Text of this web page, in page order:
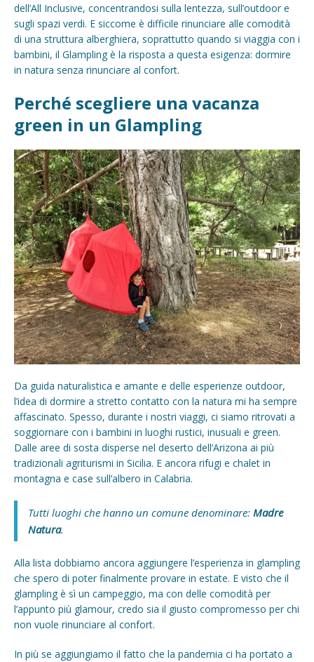
dell’All Inclusive, concentrandosi sulla lentezza, sull’outdoor e
sugli spazi verdi. E siccome è difficile rinunciare alle comodità
di una struttura alberghiera, soprattutto quando si viaggia con i
bambini, il Glampling è la risposta a questa esigenza: dormire
in natura senza rinunciare al confort.
Perché scegliere una vacanza
green in un Glampling
Da guida naturalistica e amante e delle esperienze outdoor,
l’idea di dormire a stretto contatto con la natura mi ha sempre
affascinato. Spesso, durante i nostri viaggi, ci siamo ritrovati a
soggiornare con i bambini in luoghi rustici, inusuali e green.
Dalle aree di sosta disperse nel deserto dell’Arizona ai più
tradizionali agriturismi in Sicilia. E ancora rifugi e chalet in
montagna e case sull’albero in Calabria.
Tutti luoghi che hanno un comune denominare: Madre
Natura.
Alla lista dobbiamo ancora aggiungere l’esperienza in glampling
che spero di poter finalmente provare in estate. E visto che il
glampling è sì un campeggio, ma con delle comodità per
l’appunto più glamour, credo sia il giusto compromesso per chi
non vuole rinunciare al confort.
In più se aggiungiamo il fatto che la pandemia ci ha portato a